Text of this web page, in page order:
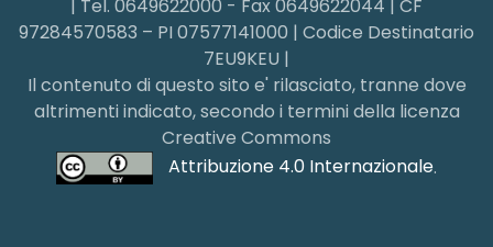
| Tel. 0649622000 - Fax 0649622044 | CF
97284570583 – PI 07577141000 | Codice Destinatario
7EU9KEU |
Il contenuto di questo sito e' rilasciato, tranne dove
altrimenti indicato, secondo i termini della licenza
Creative Commons
Attribuzione 4.0 Internazionale.